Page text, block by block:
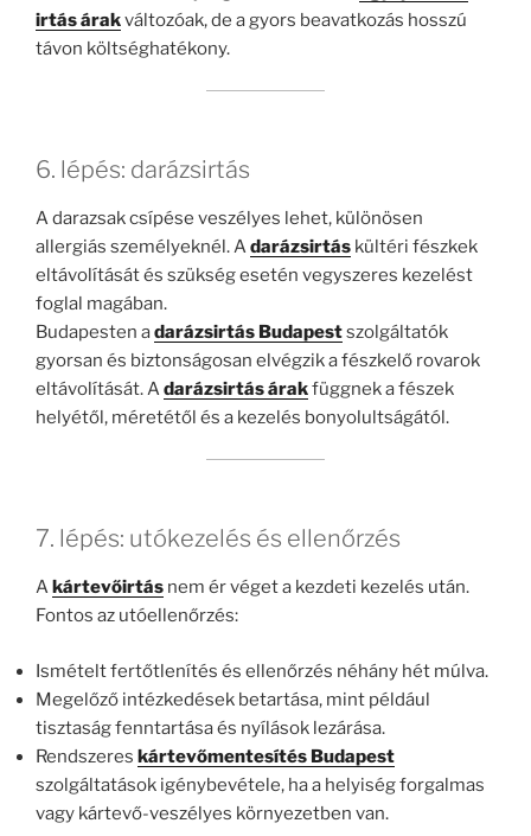
irtás árakváltozóak, de a gyors beavatkozás hosszú
távon költséghatékony.
6. lépés: darázsirtás
A darazsak csípése veszélyes lehet, különösen
allergiás személyeknél. Adarázsirtás kültéri fészkek
eltávolítását és szükség esetén vegyszeres kezelést
foglal magában.
Budapesten adarázsirtás Budapestszolgáltatók
gyorsan és biztonságosan elvégzik a fészkelő rovarok
eltávolítását. Adarázsirtás árakfüggnek a fészek
helyétől, méretétől és a kezelés bonyolultságától.
7. lépés: utókezelés és ellenőrzés
A kártevőirtás nem ér véget a kezdeti kezelés után.
Fontos az utóellenőrzés:
Ismételt fertőtlenítés és ellenőrzés néhány hét múlva.
Megelőző intézkedések betartása, mint például
tisztaság fenntartása és nyílások lezárása.
Rendszeres kártevőmentesítés Budapest
szolgáltatások igénybevétele, ha a helyiség forgalmas
vagy kártevő-veszélyes környezetben van.